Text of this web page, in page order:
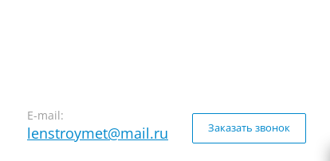
E-mail:
lenstroymet@mail.ru Заказать звонок